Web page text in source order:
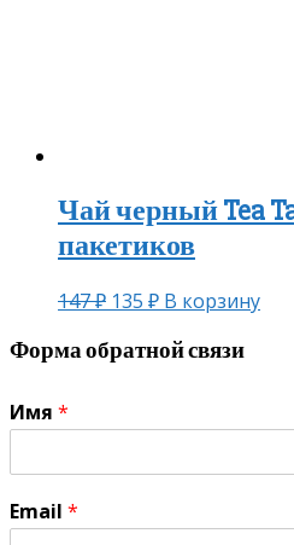
Чай черный Tea
пакетиков
147₽ 135 ₽ В корзину
Форма обратной связи
Имя *
Email *